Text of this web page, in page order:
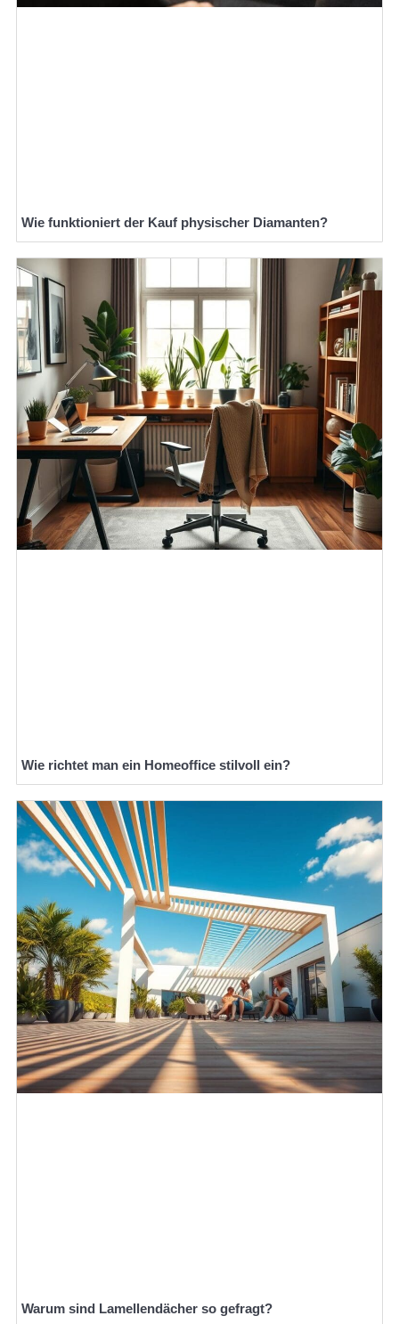
Wie funktioniert der Kauf physischer Diamanten?
Wie richtet man ein Homeoffice stilvoll ein?
Warum sind Lamellendächer so gefragt?